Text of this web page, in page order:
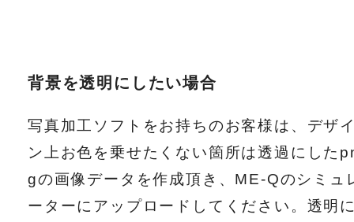
背景を透明にしたい場合
写真加工ソフトをお持ちのお客様は、デザ
ン上お色を乗せたくない箇所は透過にした
gの画像データを作成頂き、ME-Qのシミュ
ーターにアップロードしてください。透明